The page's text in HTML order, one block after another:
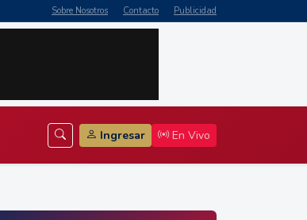
Sobre Nosotros Contacto Publicidad
Ingresar En Vivo